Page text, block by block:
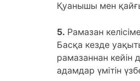
Қуанышы мен
5. Рамазан
Басқа кезде
рамазаннан кейін
адамдар үмітін